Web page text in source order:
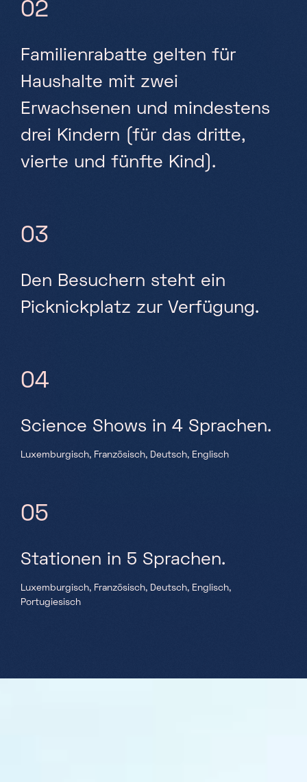
02
Familienrabatte gelten für
Haushalte mit zwei
Erwachsenen und mindestens
drei Kindern (für das dritte,
vierte und fünfte Kind).
03
Den Besuchern steht ein
Picknickplatz zur Verfügung.
04
Science Shows in 4 Sprachen.
Luxemburgisch, Französisch, Deutsch, Englisch
05
Stationen in 5 Sprachen.
Luxemburgisch, Französisch, Deutsch, Englisch,
Portugiesisch